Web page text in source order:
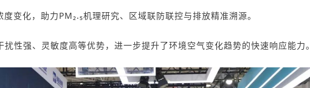
度变化，助力PM₂.₅机理研究、 区域联防联控与排放精准溯源。
扰性强、灵敏度高等优势，进一步提升了环境空气变化趋势的快速响应能力。